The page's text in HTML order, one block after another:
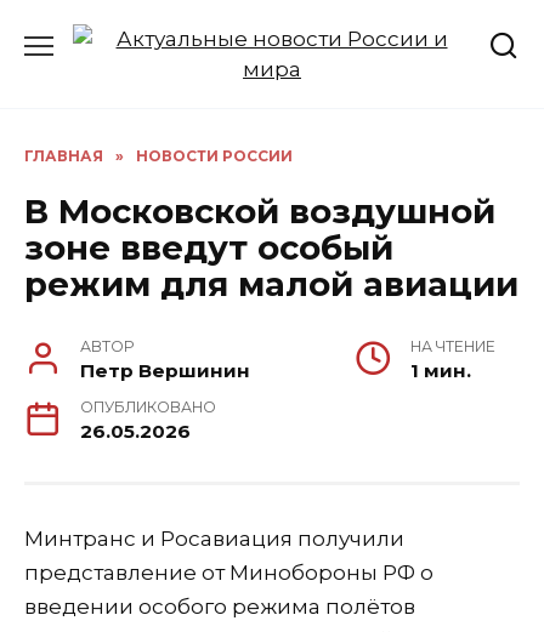
ГЛАВНАЯ » НОВОСТИ РОССИИ
В Московской воздушной
зоне введут особый
режим для малой авиации
АВТОР
Петр Вершинин
НА ЧТЕНИЕ
1 мин.
ОПУБЛИКОВАНО
26.05.2026
Минтранс и Росавиация получили
представление от Минобороны РФ о
введении особого режима полётов